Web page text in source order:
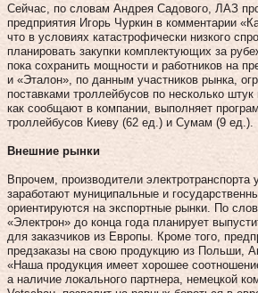
Сейчас, по словам Андрея Садового, ЛАЗ
предприятия Игорь Чуркин в комментарии
что в условиях катастрофически низкого
планировать закупки комплектующих за
пока сохранить мощности и работников на
и «Эталон», по данным участников рынка,
поставками троллейбусов по несколько штук
как сообщают в компании, выполняет
троллейбусов Киеву (62 ед.) и Сумам (9 ед.).
Внешние рынки
Впрочем, производители электротранспорта
заработают муниципальные и
ориентируются на экспортные рынки. По
«Электрон» до конца года планирует
для заказчиков из Европы. Кроме того,
предзаказы на свою продукцию из Польши,
«Наша продукция имеет хорошее
а наличие локального партнера, немецкой